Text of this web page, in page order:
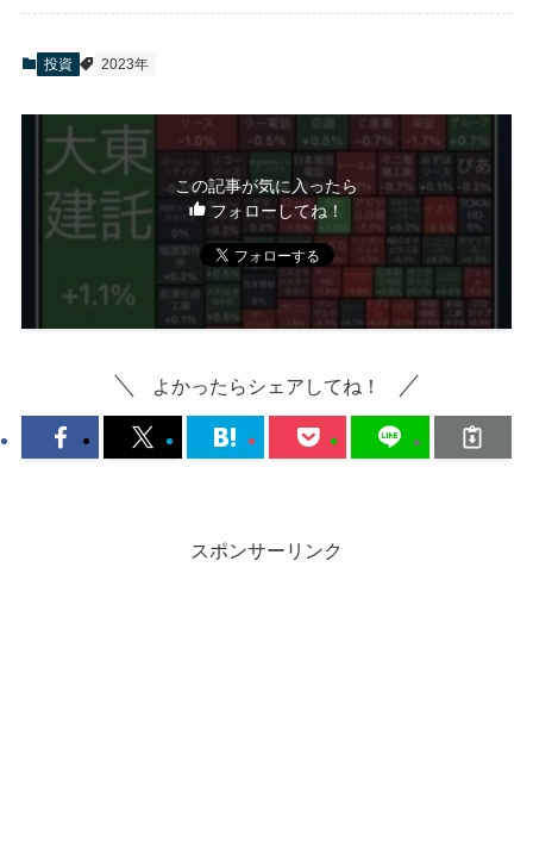
投資 2023年
この記事が気に入ったら
フォローしてね！
よかったらシェアしてね！
スポンサーリンク